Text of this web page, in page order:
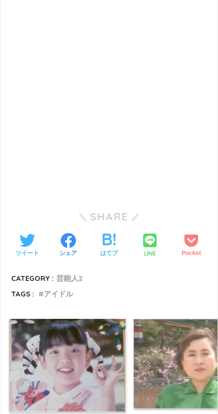
SHARE
ツイート シェア はてブ LINE Pocket
CATEGORY : 芸能人2
TAGS :
アイドル